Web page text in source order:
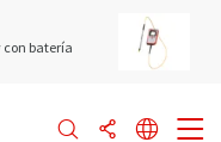
con batería